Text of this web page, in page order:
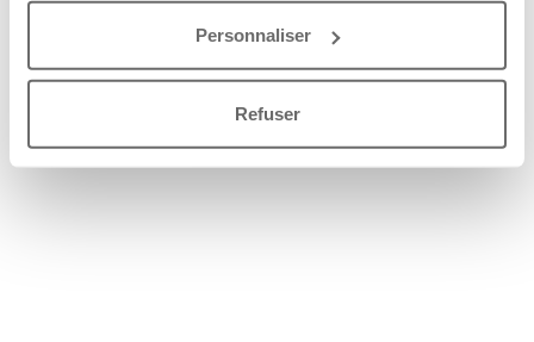
Personnaliser
Refuser